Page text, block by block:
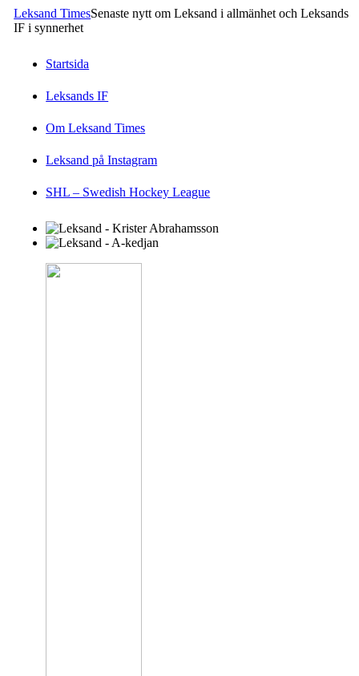
Leksand TimesSenaste nytt om Leksand i allmänhet och Leksands
IF i synnerhet
Startsida
Leksands IF
Om Leksand Times
Leksand på Instagram
SHL – Swedish Hockey League